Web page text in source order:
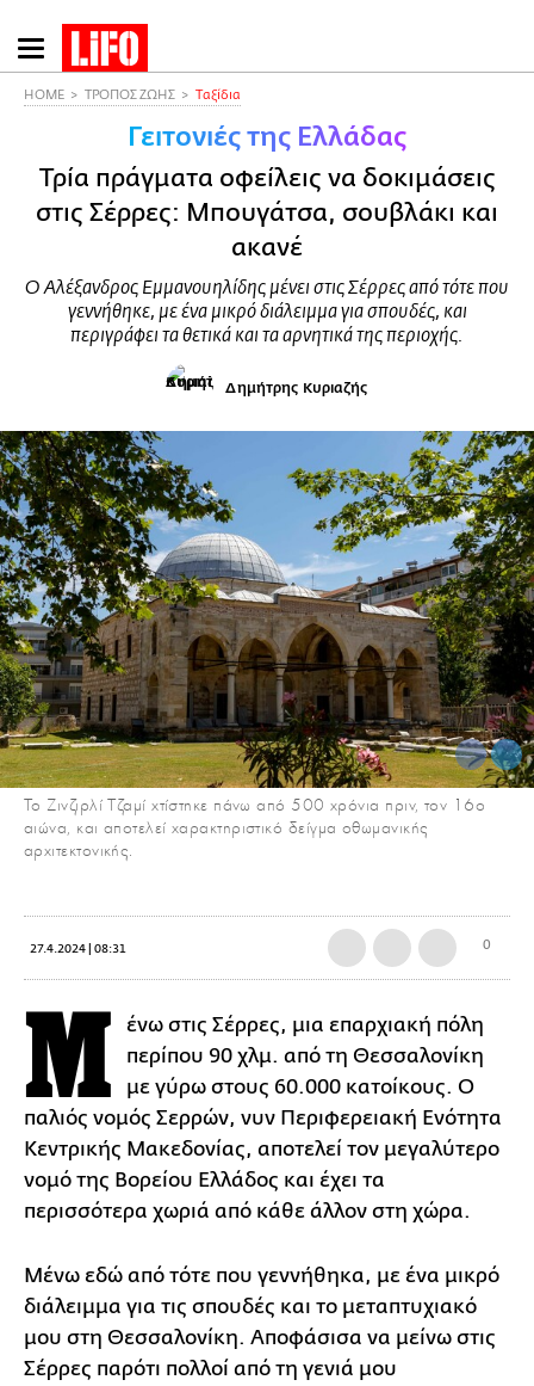
Παράκαμψη
προς
HOME ΤΡΟΠΟΣ ΖΩΗΣ Ταξίδια
Γειτονιές της Ελλάδας
Τρία πράγματα οφείλεις να δοκιμάσεις
στις Σέρρες: Μπουγάτσα, σουβλάκι και
ακανέ
Ο Αλέξανδρος Εμμανουηλίδης μένει στις Σέρρες από τότε που
γεννήθηκε, με ένα μικρό διάλειμμα για σπουδές, και
περιγράφει τα θετικά και τα αρνητικά της περιοχής.
Δημήτρης Κυριαζής
Το Ζινζιρλί Τζαμί χτίστηκε πάνω από 500 χρόνια πριν, τον 16ο
αιώνα, και αποτελεί χαρακτηριστικό δείγμα οθωμανικής
αρχιτεκτονικής.
27.4.2024 | 08:31 0
Μ
ένω στις Σέρρες, μια επαρχιακή πόλη
περίπου 90 χλμ. από τη Θεσσαλονίκη
με γύρω στους 60.000 κατοίκους. Ο
παλιός νομός Σερρών, νυν Περιφερειακή Ενότητα
Κεντρικής Μακεδονίας, αποτελεί τον μεγαλύτερο
νομό της Βορείου Ελλάδος και έχει τα
περισσότερα χωριά από κάθε άλλον στη χώρα.
Μένω εδώ από τότε που γεννήθηκα, με ένα μικρό
διάλειμμα για τις σπουδές και το μεταπτυχιακό
μου στη Θεσσαλονίκη. Αποφάσισα να μείνω στις
Σέρρες παρότι πολλοί από τη γενιά μου